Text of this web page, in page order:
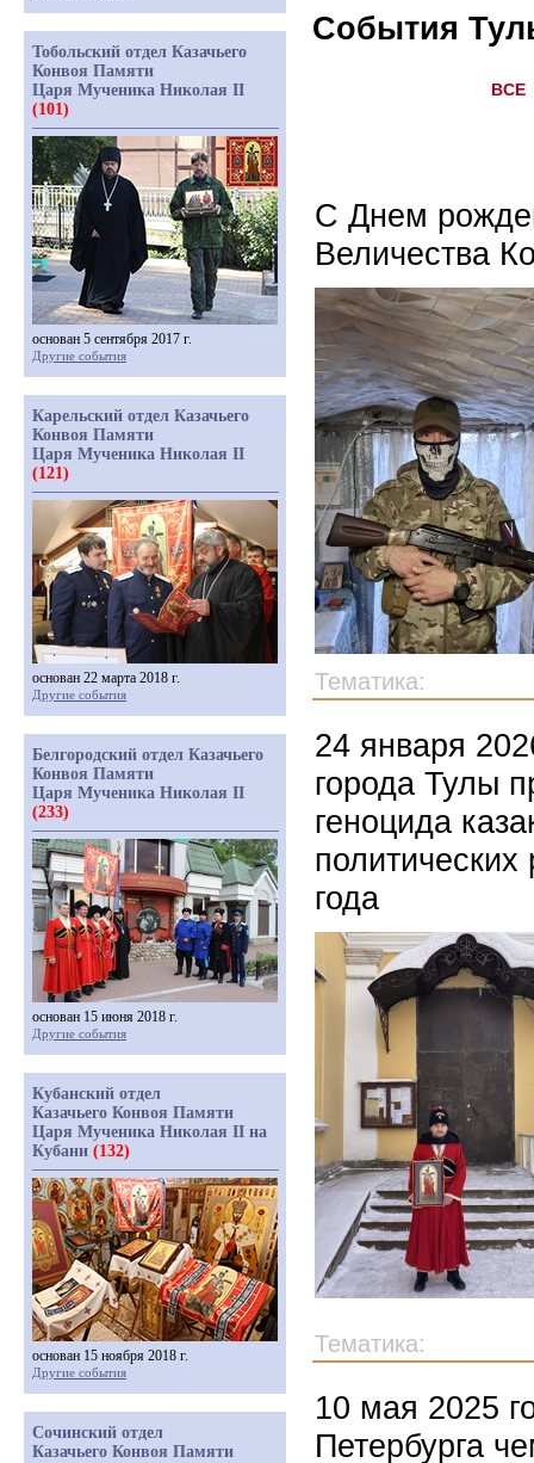
События
ВCE
С Днем
Величества
Тематика:
24 января
города Тулы
геноцида
года
Тематика:
10 мая 2025
Петербурга
Тобольский отдел Казачьего
Конвоя Памяти
Царя Мученика Николая II
(101)
основан 5 сентября 2017 г.
Другие события
Карельский отдел Казачьего
Конвоя Памяти
Царя Мученика Николая II
(121)
основан 22 марта 2018 г.
Другие события
Белгородский отдел Казачьего
Конвоя Памяти
Царя Мученика Николая II
(233)
основан 15 июня 2018 г.
Другие события
Кубанский отдел
Казачьего Конвоя Памяти
Царя Мученика Николая II на
Кубани (132)
основан 15 ноября 2018 г.
Другие события
Сочинский отдел
Казачьего Конвоя Памяти